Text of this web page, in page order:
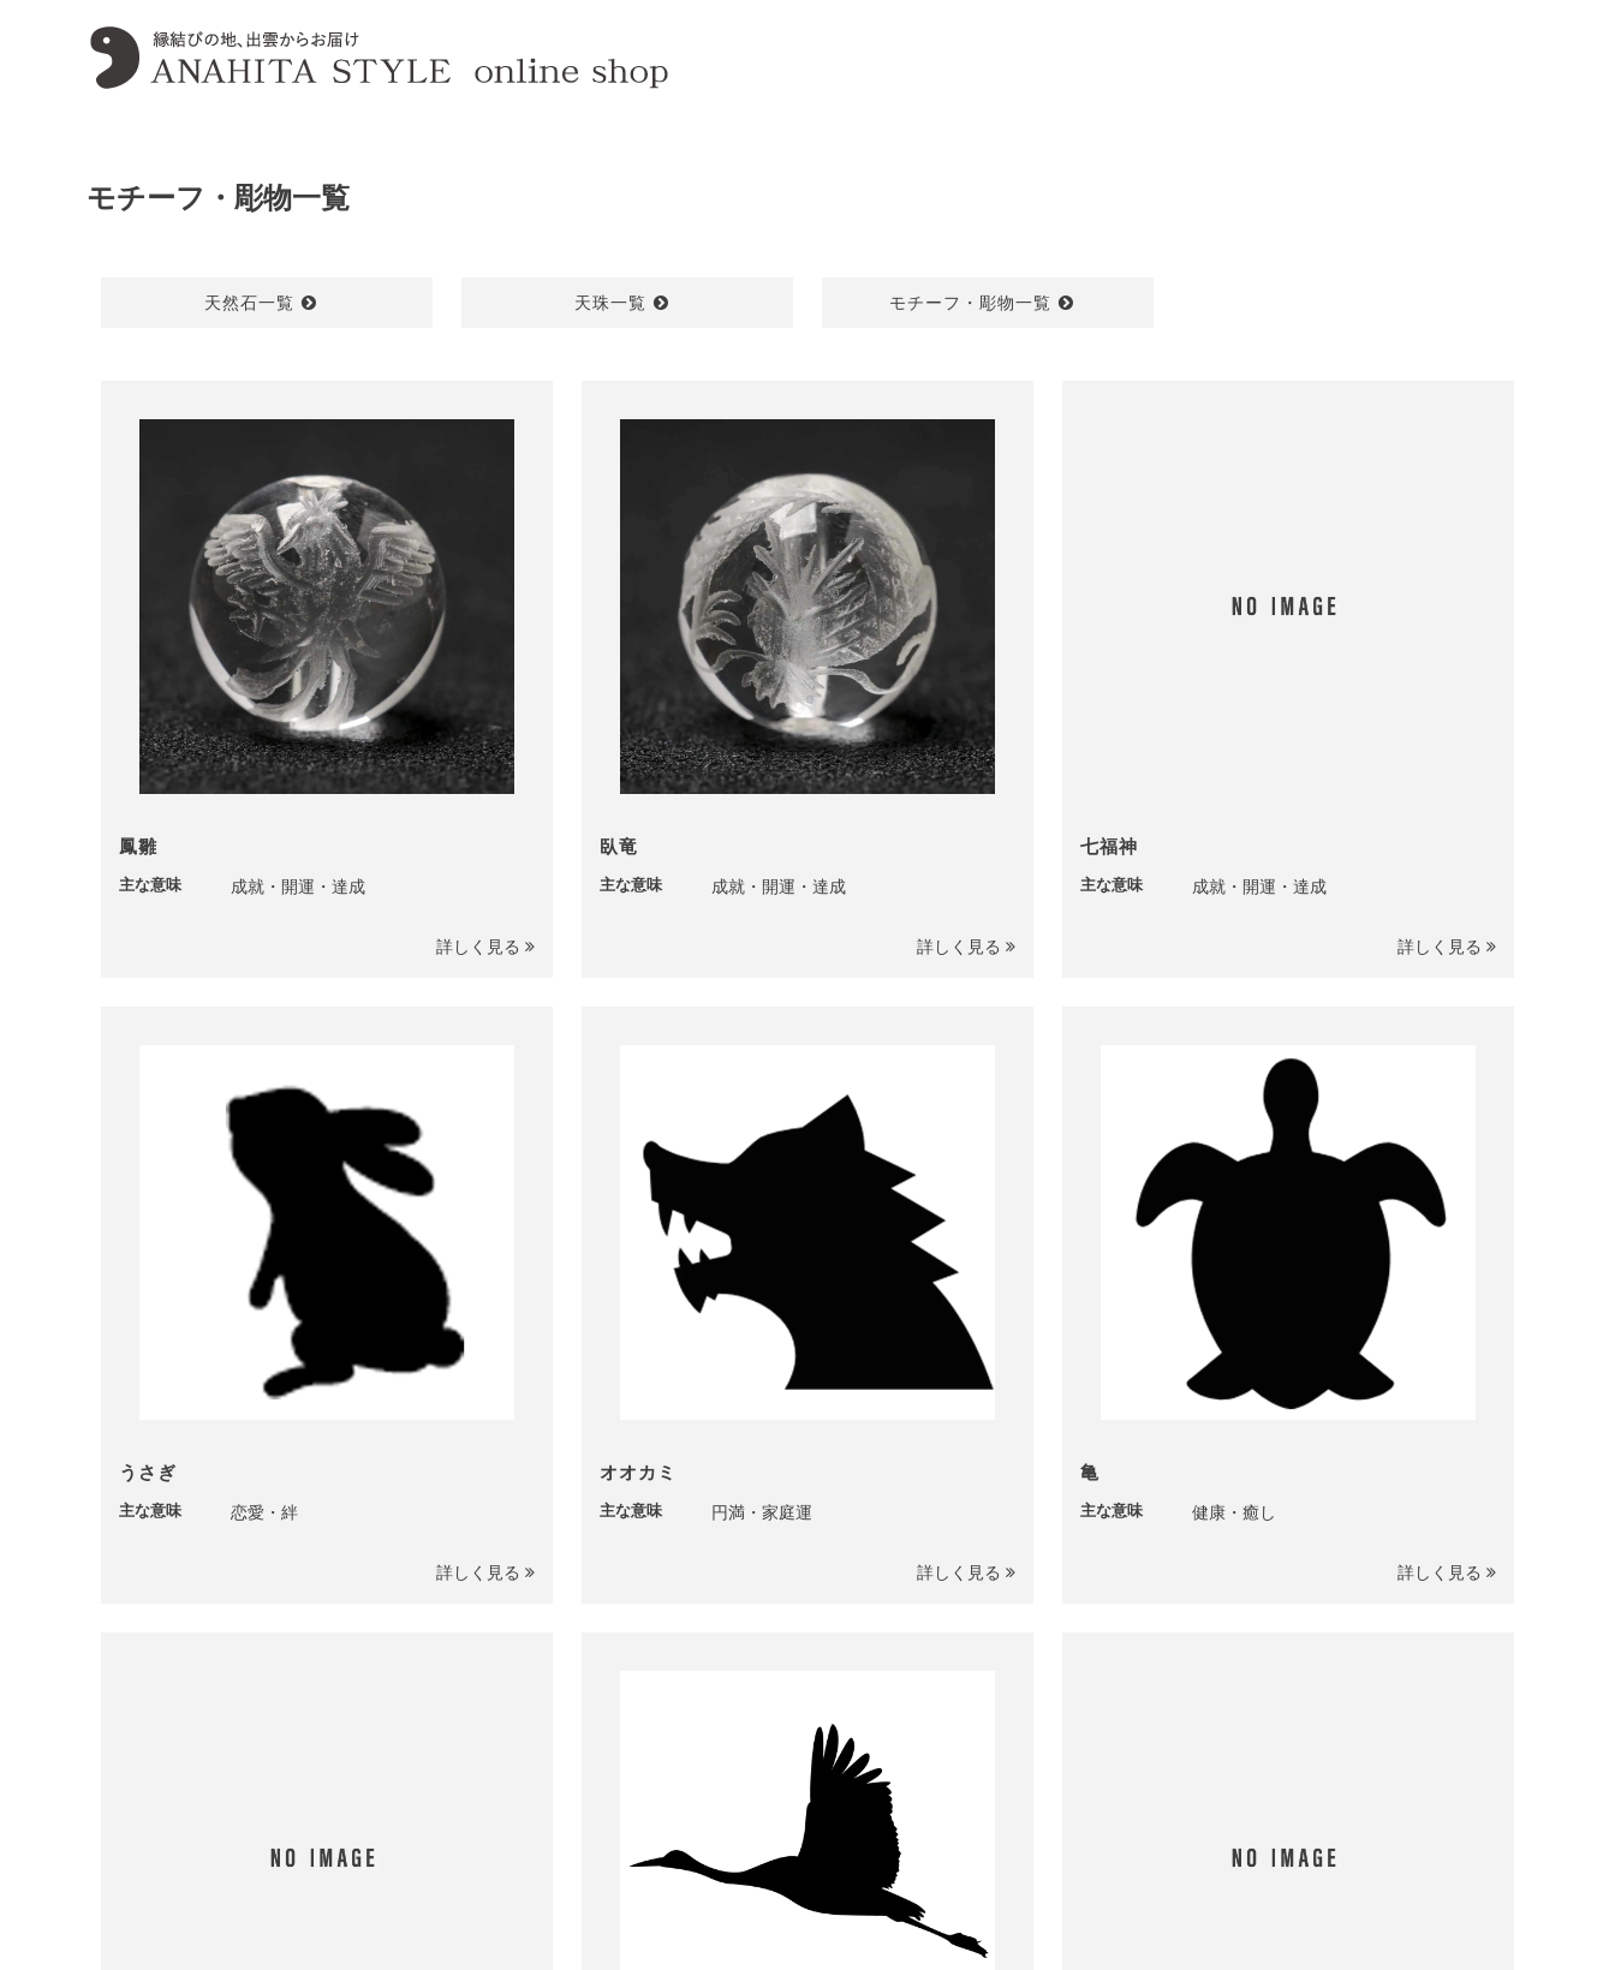
モチーフ・彫物一覧
天然石一覧 天珠一覧 モチーフ・彫物一覧
鳳雛
主な意味 成就・開運・達成
詳しく見る
臥竜
主な意味 成就・開運・達成
詳しく見る
七福神
主な意味 成就・開運・達成
詳しく見る
うさぎ
主な意味 恋愛・絆
詳しく見る
オオカミ
主な意味 円満・家庭運
詳しく見る
亀
主な意味 健康・癒し
詳しく見る